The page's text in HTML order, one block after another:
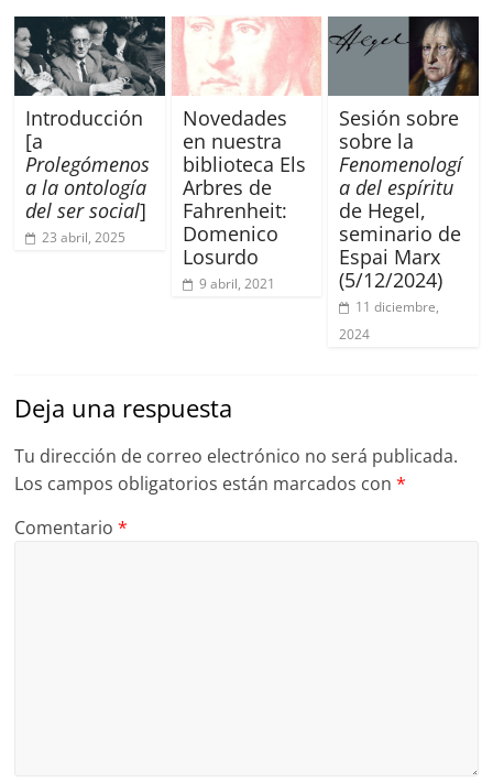
Introducción
[a
Prolegómenos
a la ontología
del ser social]
23 abril, 2025
Novedades
en nuestra
biblioteca Els
Arbres de
Fahrenheit:
Domenico
Losurdo
9 abril, 2021
Sesión sobre
sobre la
Fenomenologí
a del espíritu
de Hegel,
seminario de
Espai Marx
(5/12/2024)
11 diciembre,
2024
Deja una respuesta
Tu dirección de correo electrónico no será publicada.
Los campos obligatorios están marcados con*
Comentario*